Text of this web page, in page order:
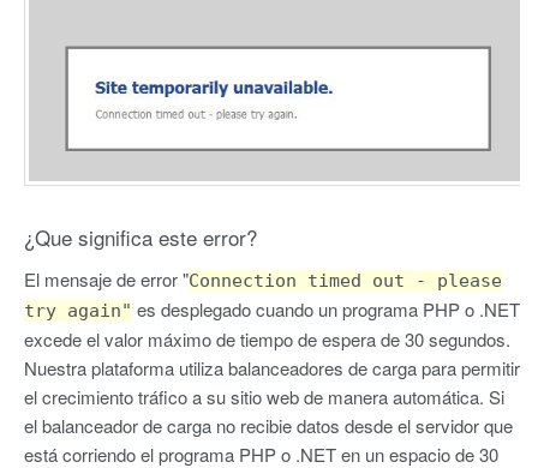
¿Que significa este error?
El mensaje de error "Connection timed out - please
try again" es desplegado cuando un programa PHP o .NET
excede el valor máximo de tiempo de espera de 30 segundos.
Nuestra plataforma utiliza balanceadores de carga para permitir
el crecimiento tráfico a su sitio web de manera automática. Si
el balanceador de carga no recibie datos desde el servidor que
está corriendo el programa PHP o .NET en un espacio de 30